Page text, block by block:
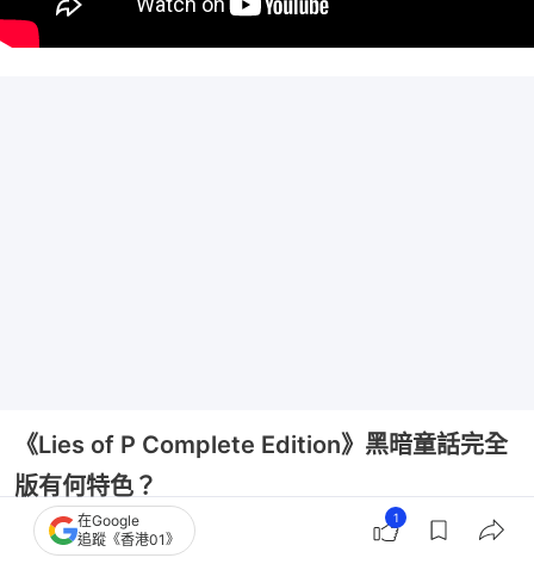
《Lies of P Complete Edition》黑暗童話完全
版有何特色？
類型：暗黑魂系 / 動作 RPG｜推出日期：2026年8月
在Google
追蹤《香港01》
1